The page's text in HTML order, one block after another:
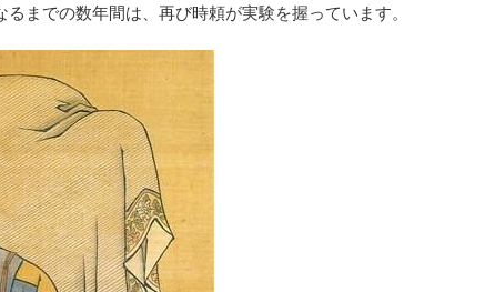
までの数年間は、再び時頼が実験を握っています。